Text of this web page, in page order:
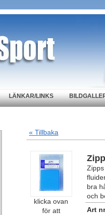
LÄNKAR/LINKS
« Tillbaka
klicka ovan
för att
bra
och
Art